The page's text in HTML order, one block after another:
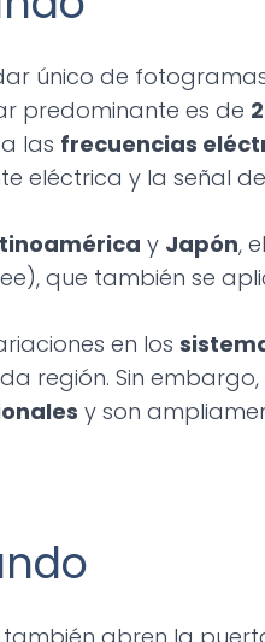
único de
predominante es de
las frecuencias
eléctrica y la señal
y Japón,
que también se
en los
región. Sin
y son